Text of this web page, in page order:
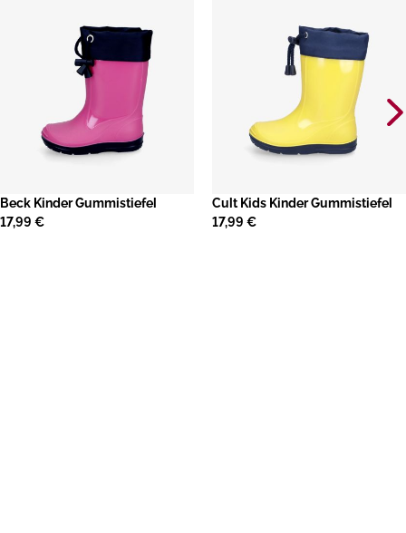
Beck Kinder Gummistiefel
17,99 €
​Cult Kids Kinder Gummistiefel
17,99 €